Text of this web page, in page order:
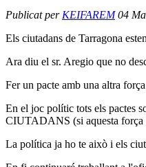
Publicat per KEIFAREM04
Els ciutadans de Tarragona
Ara diu el sr. Aregio que no
Fer un pacte amb una altra
En el joc polític tots els pactes
CIUTADANS (si aquesta força
La política ja ho te això i els